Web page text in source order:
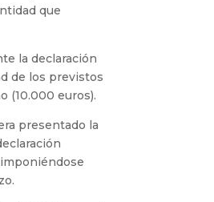
que
la declaración
de los previstos
(10.000 euros).
presentado la